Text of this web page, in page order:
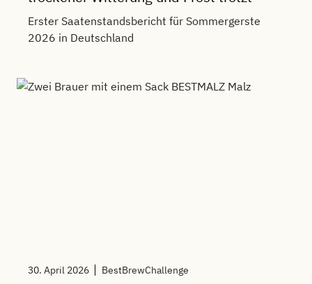
Erster Saatenstandsbericht für Sommergerste
2026 in Deutschland
30. April 2026 BestBrewChallenge